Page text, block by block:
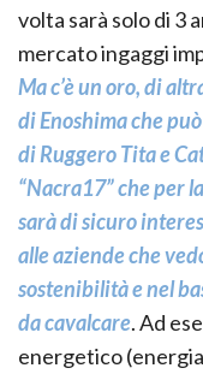
volta sarà solo di 3
mercato ingaggi
Ma c’è un oro, di
di Enoshima che
di Ruggero Tita e
“Nacra17” che per
sarà di sicuro
alle aziende che
sostenibilità e nel
da cavalcare. Ad
energetico